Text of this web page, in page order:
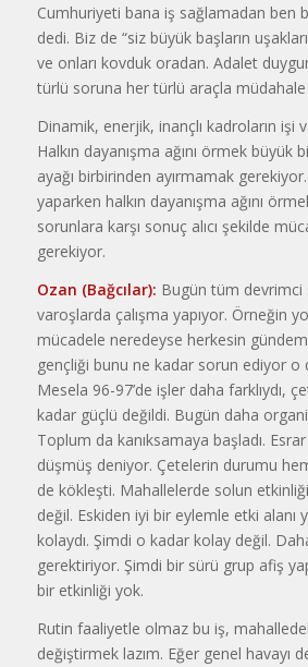
Cumhuriyeti bana iş sağlamadan ben
dedi. Biz de “siz büyük başların
ve onları kovduk oradan. Adalet
türlü soruna her türlü araçla
Dinamik, enerjik, inançlı kadroların işi
Halkın dayanışma ağını örmek büyük
ayağı birbirinden ayırmamak
yaparken halkın dayanışma ağını
sorunlara karşı sonuç alıcı şekilde
gerekiyor.
Ozan (Bağcılar): Bugün tüm devrimci
varoşlarda çalışma yapıyor. Örneğin
mücadele neredeyse herkesin
gençliği bunu ne kadar sorun ediyor o
Mesela 96-97’de işler daha farklıydı,
kadar güçlü değildi. Bugün daha
Toplum da kanıksamaya başladı. Esrar
düşmüş deniyor. Çetelerin durumu
de kökleşti. Mahallelerde solun
değil. Eskiden iyi bir eylemle etki alanı
kolaydı. Şimdi o kadar kolay değil.
gerektiriyor. Şimdi bir sürü grup afiş
bir etkinliği yok.
Rutin faaliyetle olmaz bu iş,
değiştirmek lazım. Eğer genel havayı